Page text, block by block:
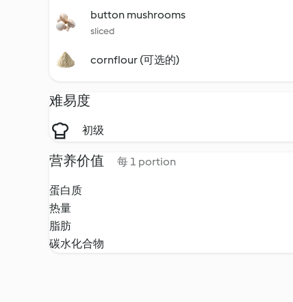
button mushrooms
sliced
cornflour (可选的)
难易度
初级
营养价值 每 1 portion
蛋白质
热量
脂肪
碳水化合物